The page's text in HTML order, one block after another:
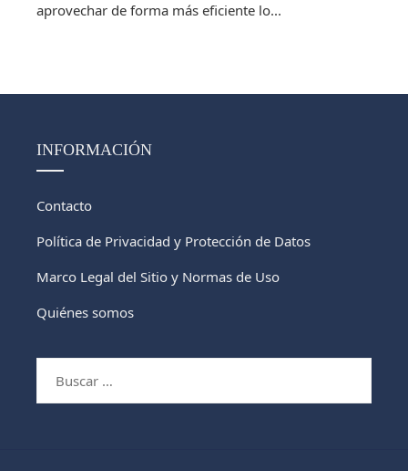
aprovechar de forma más eficiente lo...
INFORMACIÓN
Contacto
Política de Privacidad y Protección de Datos
Marco Legal del Sitio y Normas de Uso
Quiénes somos